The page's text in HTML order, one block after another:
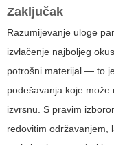
Zaključak
Razumijevanje uloge
izvlačenje najboljeg
potrošni materijal — to
podešavanja koje
izvrsnu. S pravim
redovitim održavanjem,